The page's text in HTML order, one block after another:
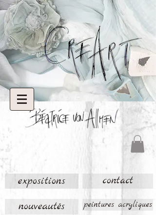
expositions contact
nouveautés peintures acryliques